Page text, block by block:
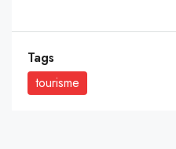
Tags
tourisme